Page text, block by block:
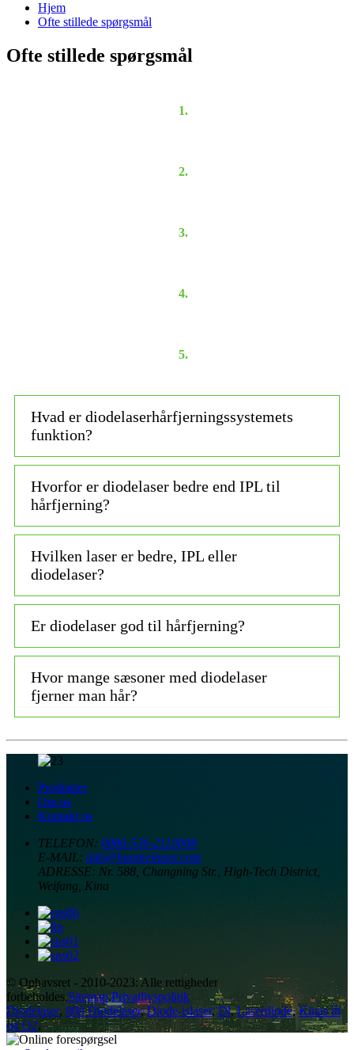
Hjem
Ofte stillede spørgsmål
Ofte stillede spørgsmål
1.
2.
3.
4.
5.
Hvad er diodelaserhårfjerningssystemets
funktion?
Hvorfor er diodelaser bedre end IPL til
hårfjerning?
Hvilken laser er bedre, IPL eller
diodelaser?
Er diodelaser god til hårfjerning?
Hvor mange sæsoner med diodelaser
fjerner man hår?
Produkter
Om os
Kontakt os
TELEFON: 0086-536-2110008
E-MAIL: info@huameilaser.com
ADRESSE: Nr. 588, Changning Str., High-Tech District,
Weifang, Kina
© Ophavsret - 2010-2023: Alle rettigheder
forbeholdes.Sitemap,Privatlivspolitik
Diodelaser, 808 Diodelaser,Diode-islaser,Dl,Laserdiode,Kinas ilt
og O2,